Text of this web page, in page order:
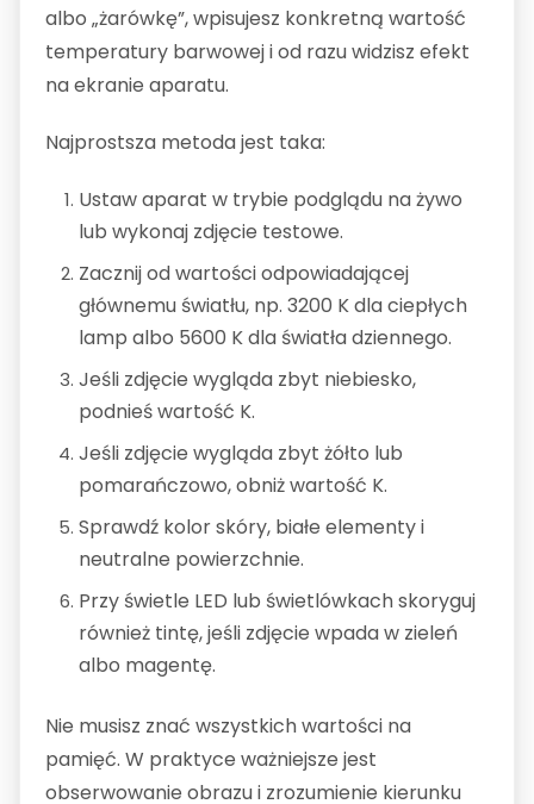
albo „żarówkę”, wpisujesz konkretną wartość
temperatury barwowej i od razu widzisz efekt
na ekranie aparatu.
Najprostsza metoda jest taka:
Ustaw aparat w trybie podglądu na żywo
lub wykonaj zdjęcie testowe.
Zacznij od wartości odpowiadającej
głównemu światłu, np. 3200 K dla ciepłych
lamp albo 5600 K dla światła dziennego.
Jeśli zdjęcie wygląda zbyt niebiesko,
podnieś wartość K.
Jeśli zdjęcie wygląda zbyt żółto lub
pomarańczowo, obniż wartość K.
Sprawdź kolor skóry, białe elementy i
neutralne powierzchnie.
Przy świetle LED lub świetlówkach skoryguj
również tintę, jeśli zdjęcie wpada w zieleń
albo magentę.
Nie musisz znać wszystkich wartości na
pamięć. W praktyce ważniejsze jest
obserwowanie obrazu i zrozumienie kierunku